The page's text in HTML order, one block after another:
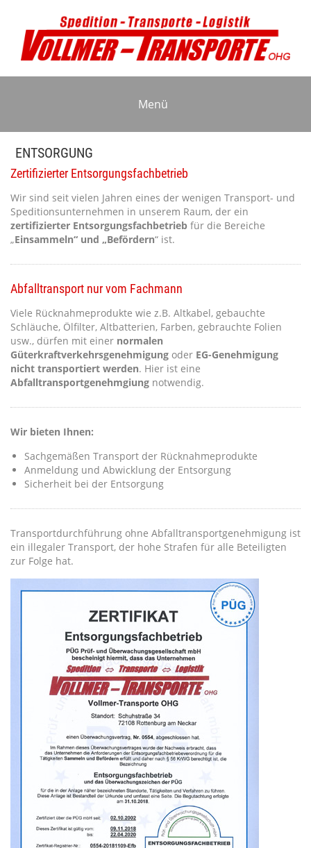
Menü
ENTSORGUNG
Zertifizierter Entsorgungsfachbetrieb
Wir sind seit vielen Jahren eines der wenigen Transport- und
Speditionsunternehmen in unserem Raum, der ein
zertifizierter Entsorgungsfachbetrieb für die Bereiche
„Einsammeln“ und „Befördern“ ist.
Abfalltransport nur vom Fachmann
Viele Rücknahmeprodukte wie z.B. Altkabel, gebauchte
Schläuche, Ölfilter, Altbatterien, Farben, gebrauchte Folien
usw., dürfen mit einer normalen
Güterkraftverkehrsgenehmigung oder EG-Genehmigung
nicht transportiert werden. Hier ist eine
Abfalltransportgenehmgiung notwendig.
Wir bieten Ihnen:
Sachgemäßen Transport der Rücknahmeprodukte
Anmeldung und Abwicklung der Entsorgung
Sicherheit bei der Entsorgung
Transportdurchführung ohne Abfalltransportgenehmigung ist
ein illegaler Transport, der hohe Strafen für alle Beteiligten
zur Folge hat.